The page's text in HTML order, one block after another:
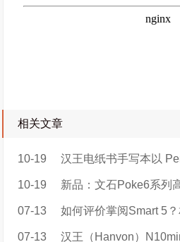
相关文章
10-19 汉王电纸书手写本以
10-19 新品：文石Poke6系列高速阅读
07-13 如何评价掌阅Smart 5？相较于
07-13 汉王（Hanvon）